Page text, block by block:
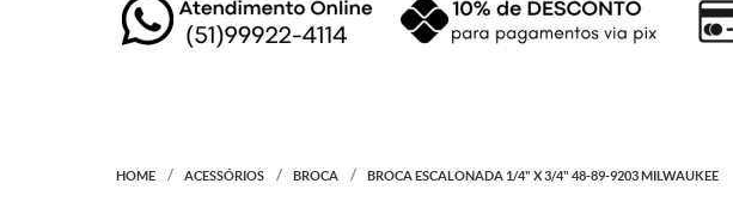
HOME ACESSÓRIOS BROCA BROCA ESCALONADA 1/4" X 3/4" 48-89-9203 MILWAUKEE